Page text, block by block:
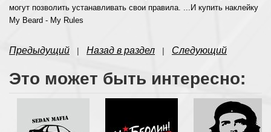
могут позволить устанавливать свои правила. ...И купить наклейку
My Beard - My Rules
Предыдущий | Назад в раздел | Следующий
Это может быть интересно: